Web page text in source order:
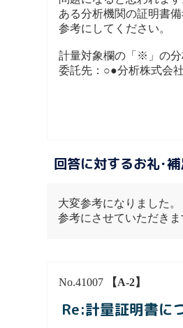
ある分析機関の証明書
参考にしてください。
計量対象欄の「※」の分
委託先：○●分析株式会
回答に対するお礼･
大変参考になりました。
参考にさせていただきま
No.41007 【A-2】
Re:計量証明書に